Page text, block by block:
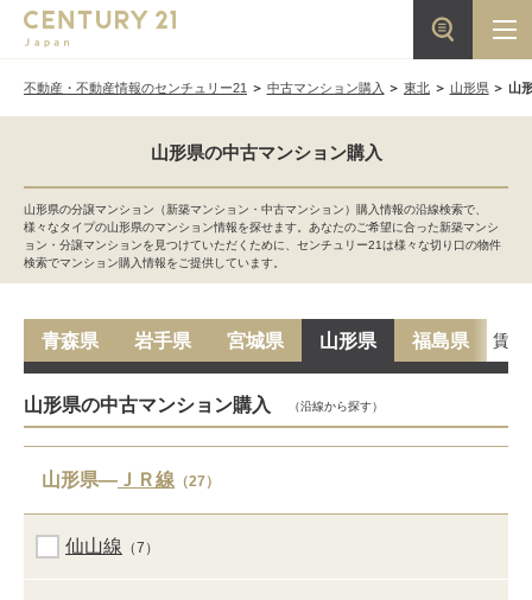
不動産・不動産情報のセンチュリー21 中古マンション購入 東北 山形県 山
山形県の中古マンション購入
山形県の分譲マンション（新築マンション・中古マンション）購入情報の沿線検索で、
様々なタイプの山形県のマンション情報を探せます。あなたのご希望に合った新築マンシ
ョン・分譲マンションを見つけていただくために、センチュリー21は様々な切り口の物件
検索でマンション購入情報をご提供しています。
青森県 岩手県 宮城県 山形県 福島県 賃貸
山形県の中古マンション購入 （沿線から探す）
山形県― ＪＲ線 （27）
仙山線 （7）